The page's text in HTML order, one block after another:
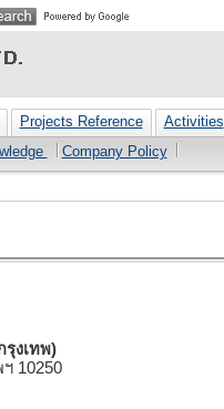
Projects Reference
Activities
Company Policy
งเทพ)
10250